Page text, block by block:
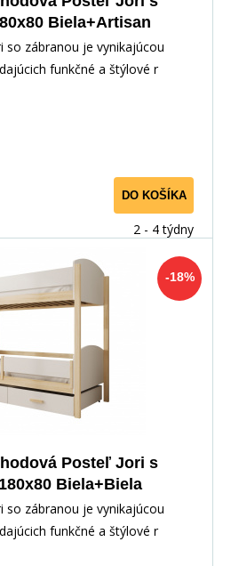
Biela+Artisan
so zábranou je vynikajúcou
funkčné a štýlové r
DO KOŠÍKA
2 - 4 týdny
-18%
Posteľ Jori s
Biela+Biela
so zábranou je vynikajúcou
funkčné a štýlové r